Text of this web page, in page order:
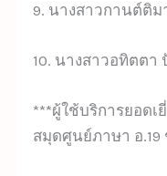
9. นางสาวกานต์ติม
10. นางสาวอทิตตา
***ผู้ใช้บริการยอดเ
สมุดศูนย์ภาษา อ.19